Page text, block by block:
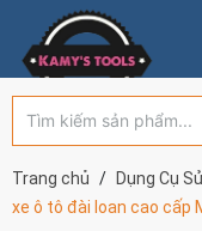
Trang chủ Dụng Cụ
xe ô tô đài loan cao cấp